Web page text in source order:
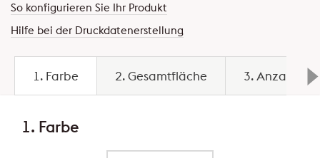
So konfigurieren Sie Ihr Produkt
Hilfe bei der Druckdatenerstellung
1. Farbe 2. Gesamtfläche 3. Anzahl
1. Farbe